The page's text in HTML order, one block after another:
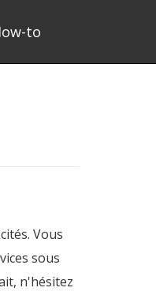
to
Vous
sous
n'hésitez